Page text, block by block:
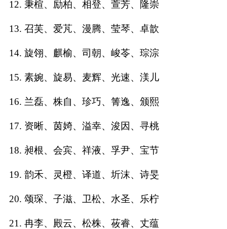
典
12. 秉楦、励柏、相登、萱芳、隆崇
13. 召芙、爱芃、漫腾、莹琴、卓歆
14. 旋翎、麒榆、司朝、峻苓、琮淙
15. 素婉、旋易、麦辉、光速、渼儿
16. 兰磊、株自、珍巧、箐逸、颁熙
17. 资晰、茵婍、溢幸、浚因、寻桃
18. 昶根、会宾、祥液、孚尹、宝节
19. 韵禾、灵橙、译道、圻沫、诗旻
20. 颂琛、子滋、卫松、水圣、乐柠
21. 冉李、殿云、松株、莜睿、丈蕴